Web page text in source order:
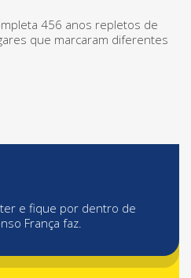
456 anos repletos de
que marcaram diferentes
e fique por dentro de
França faz.